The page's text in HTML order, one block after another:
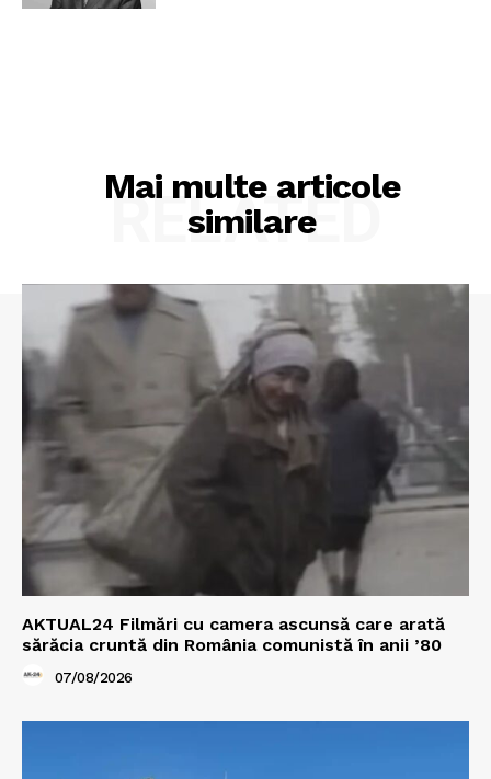
Mai multe articole
similare
RELATED
AKTUAL24 Filmări cu camera ascunsă care arată
sărăcia cruntă din România comunistă în anii ’80
07/08/2026